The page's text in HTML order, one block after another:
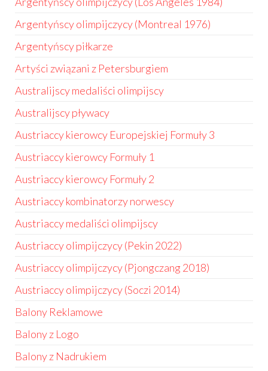
Argentyńscy olimpijczycy (Montreal 1976)
Argentyńscy piłkarze
Artyści związani z Petersburgiem
Australijscy medaliści olimpijscy
Australijscy pływacy
Austriaccy kierowcy Europejskiej Formuły 3
Austriaccy kierowcy Formuły 1
Austriaccy kierowcy Formuły 2
Austriaccy kombinatorzy norwescy
Austriaccy medaliści olimpijscy
Austriaccy olimpijczycy (Pekin 2022)
Austriaccy olimpijczycy (Pjongczang 2018)
Austriaccy olimpijczycy (Soczi 2014)
Balony Reklamowe
Balony z Logo
Balony z Nadrukiem